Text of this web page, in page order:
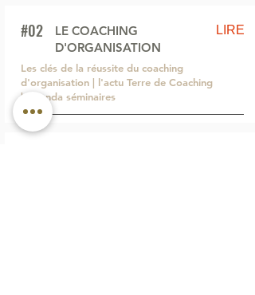
#02
LE COACHING
D'ORGANISATION
LIRE
Les clés de la réussite du coaching
d'organisation | l'actu Terre de Coaching
| Agenda séminaires